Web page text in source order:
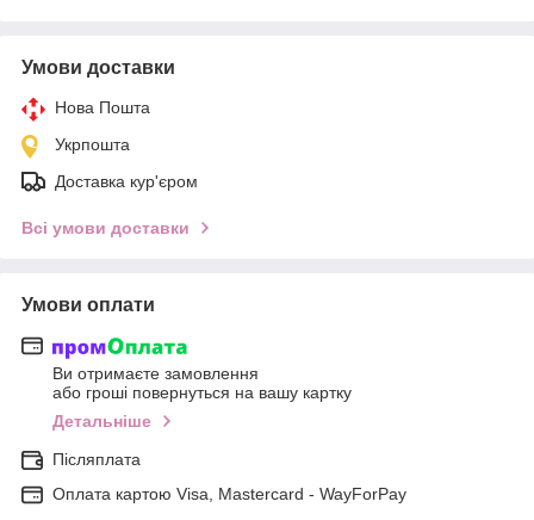
Умови доставки
Нова Пошта
Укрпошта
Доставка кур'єром
Всі умови доставки
Умови оплати
Ви отримаєте замовлення
або гроші повернуться на вашу картку
Детальніше
Післяплата
Оплата картою Visa, Mastercard - WayForPay